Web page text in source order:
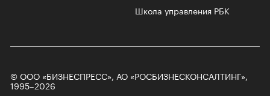
Школа управления РБК
© ООО «БИЗНЕСПРЕСС», АО «РОСБИЗНЕСКОНСАЛТИНГ»,
1995–2026